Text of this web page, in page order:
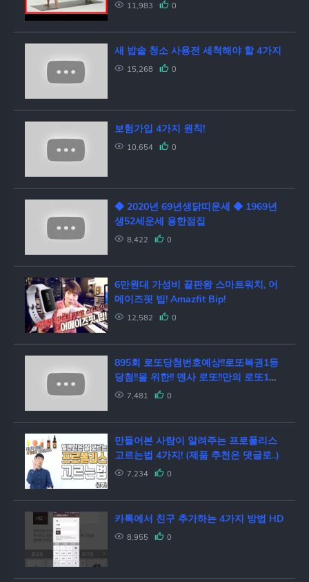
11,983 0
새 밥솥 청소 사용전 세척해야 할 4가지
15,268 0
보험가입 4가지 원칙!
10,654 0
◆ 2020년 69년생닭띠운세 ◆ 1969년
생52세운세 용한점집
8,422 0
6만원대 가성비 끝판왕 스마트워치, 어
메이즈핏 빕! Amazfit Bip!
12,582 0
895회 로또당첨번호예상!!로또복권1등
당첨!!을 위한!! 멘사 로또!!만의 로또1등
당첨을 위한 4가지 패턴법!!로또1등 당
해보세요!!
7,481 0
만들어본 사람이 알려주는 프로폴리스
고르는법 4가지! (제품 추천은 댓글로..)
7,234 0
카톡에서 친구 추가하는 4가지 방법 HD
8,955 0